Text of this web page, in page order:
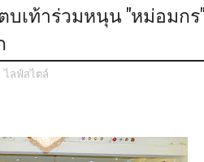
บเท้าร่วมหนุน "หม่อมกร
ไลฟ์สไตล์